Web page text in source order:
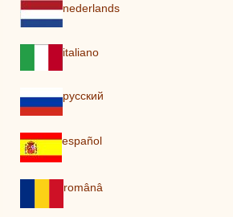
nederlands
italiano
pусский
español
românâ